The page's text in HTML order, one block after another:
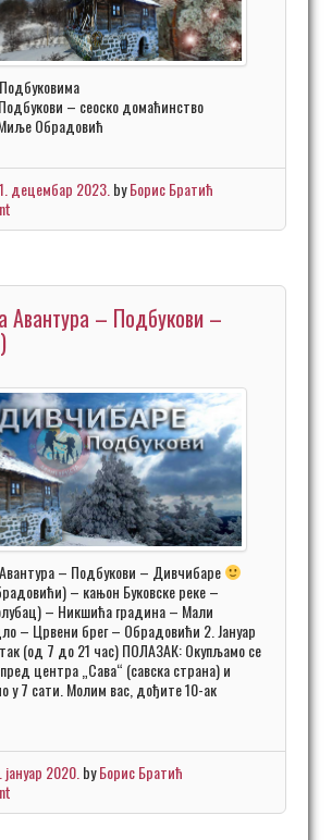
– сеоско домаћинство
Обрадовић
децембар 2023.byБорис Братић
Авантура – Подбукови –
– Подбукови – Дивчибаре
– кањон Буковске реке –
– Никшића градина – Мали
– Црвени брег – Обрадовићи 2. Јануар
(од 7 до 21 час) ПОЛАЗАК: Окупљамо се
центра „Сава“ (савска страна) и
у 7 сати. Молим вас, дођите 10-ак
јануар 2020. byБорис Братић